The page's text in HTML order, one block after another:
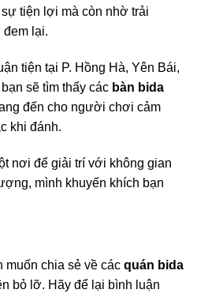
tiện lợi mà còn nhờ trải
đem lại.
tiện tại P. Hồng Hà, Yên Bái,
sẽ tìm thấy các bàn bida
đến cho người chơi cảm
khi đánh.
nơi để giải trí với không gian
mình khuyến khích bạn
chia sẻ về các quán bida
bỏ lỡ. Hãy để lại bình luận